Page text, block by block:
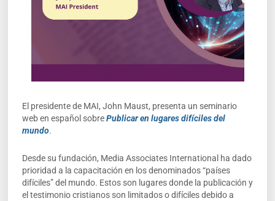
El presidente de MAI, John Maust, presenta un seminario
web en español sobrePublicar en lugares difíciles del
mundo.
Desde su fundación, Media Associates International ha dado
prioridad a la capacitación en los denominados “países
difíciles” del mundo. Estos son lugares donde la publicación y
el testimonio cristianos son limitados o difíciles debido a